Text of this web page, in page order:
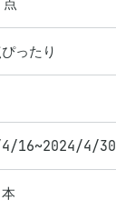
ったり
16~2024/4/30